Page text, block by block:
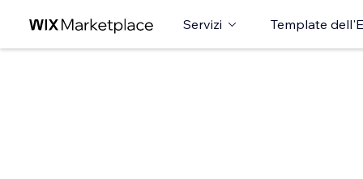
Servizi Template